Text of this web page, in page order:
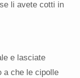
li avete cotti in
e lasciate
a che le cipolle